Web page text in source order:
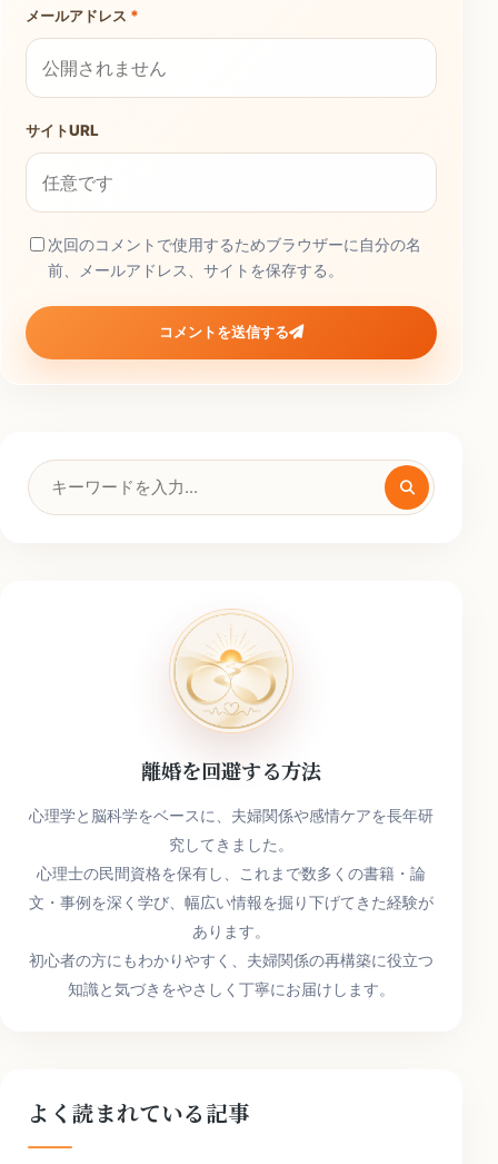
メールアドレス *
サイトURL
次回のコメントで使用するためブラウザーに自分の名
前、メールアドレス、サイトを保存する。
コメントを送信する
検
索
離婚を回避する方法
心理学と脳科学をベースに、夫婦関係や感情ケアを長年研
究してきました。
心理士の民間資格を保有し、これまで数多くの書籍・論
文・事例を深く学び、幅広い情報を掘り下げてきた経験が
あります。
初心者の方にもわかりやすく、夫婦関係の再構築に役立つ
知識と気づきをやさしく丁寧にお届けします。
よく読まれている記事